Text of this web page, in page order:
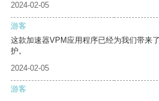
2024-02-05
游客
这款加速器VPM应用程序已经为我们带来
护。
2024-02-05
游客